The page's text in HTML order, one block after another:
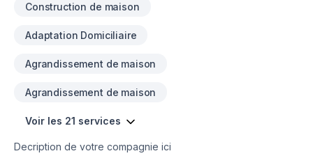
Construction de maison
Adaptation Domiciliaire
Agrandissement de maison
Agrandissement de maison
Voir les 21 services
Decription de votre compagnie ici